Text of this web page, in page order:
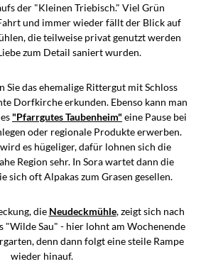
der "Kleinen Triebisch." Viel Grün
und immer wieder fällt der Blick auf
die teilweise privat genutzt werden
zum Detail saniert wurden.
Sie das ehemalige Rittergut mit Schloss
Dorfkirche erkunden. Ebenso kann man
"Pfarrgutes Taubenheim" eine Pause bei
oder regionale Produkte erwerben.
es hügeliger, dafür lohnen sich die
Region sehr. In Sora wartet dann die
sich oft Alpakas zum Grasen gesellen.
die Neudeckmühle, zeigt sich nach
"Wilde Sau" - hier lohnt am Wochenende
denn dann folgt eine steile Rampe
wieder hinauf.